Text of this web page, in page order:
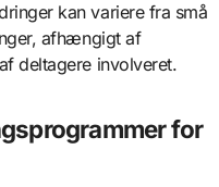
kan variere fra små
afhængigt af
deltagere involveret.
for